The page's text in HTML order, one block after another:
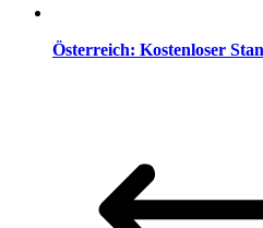
Österreich: Kostenloser